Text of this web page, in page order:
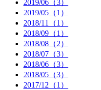
2019/06（3）
2019/05（1）
2018/11（1）
2018/09（1）
2018/08（2）
2018/07（3）
2018/06（3）
2018/05（3）
2017/12（1）